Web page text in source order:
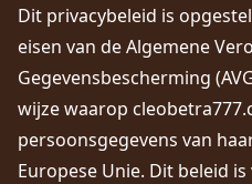
Dit privacybeleid is
eisen van de Algemene
Gegevensbescherming
wijze waarop
persoonsgegevens van
Europese Unie. Dit beleid